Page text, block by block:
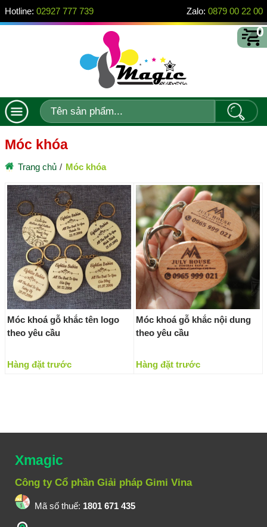
Móc khóa
Trang chủ Móc khóa
Móc khoá gỗ khắc tên logo
theo yêu cầu
Hàng đặt trước
Móc khoá gỗ khắc nội dung
theo yêu cầu
Hàng đặt trước
Hotline: 02927 777 739 Zalo: 0879 00 22 00
0
Xmagic
Công ty Cổ phần Giải pháp Gimi Vina
Mã số thuế: 1801 671 435